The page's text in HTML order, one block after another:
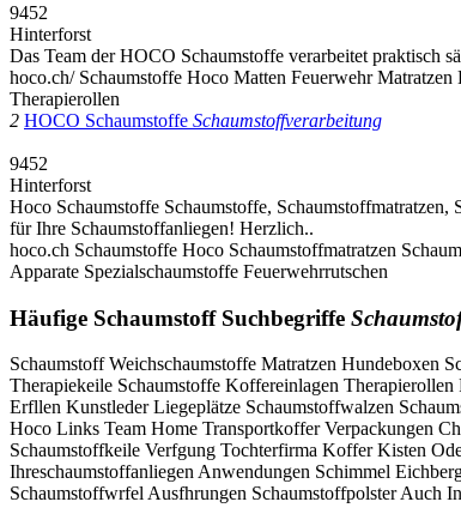
9452
Hinterforst
Das Team der HOCO Schaumstoffe verarbeitet praktisch
hoco.ch/ Schaumstoffe Hoco Matten Feuerwehr
Therapierollen
2 HOCO Schaumstoffe Schaumstoffverarbeitung
9452
Hinterforst
Hoco Schaumstoffe Schaumstoffe,
für Ihre Schaumstoffanliegen! Herzlich..
hoco.ch Schaumstoffe Hoco Schaumstoffmatratzen
Apparate Spezialschaumstoffe Feuerwehrrutschen
Häufige Schaumstoff Suchbegriffe
Schaumstoff Weichschaumstoffe Matratzen Hundeboxen
Therapiekeile Schaumstoffe Koffereinlagen
Erfllen Kunstleder Liegeplätze Schaumstoffwalzen
Hoco Links Team Home Transportkoffer Verpackungen
Schaumstoffkeile Verfgung Tochterfirma Koffer Kisten
Ihreschaumstoffanliegen Anwendungen Schimmel
Schaumstoffwrfel Ausfhrungen Schaumstoffpolster Auch